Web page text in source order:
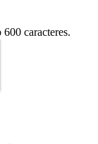
caracteres.